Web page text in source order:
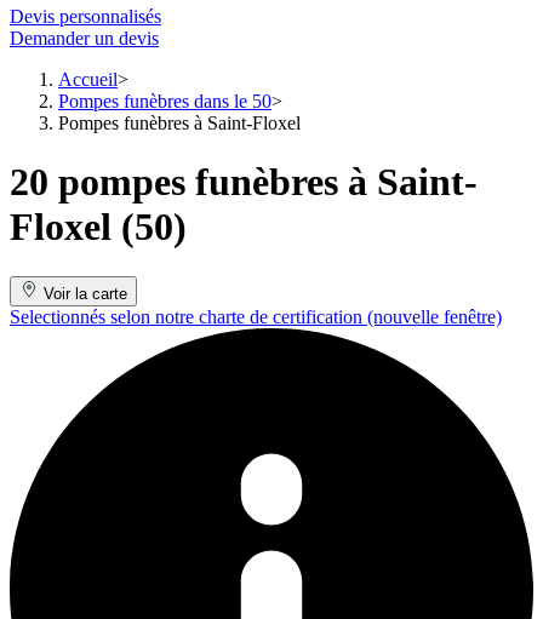
Devis personnalisés
Demander un devis
Accueil
Pompes funèbres dans le 50
Pompes funèbres à Saint-Floxel
20 pompes funèbres à Saint-
Floxel (50)
Voir la carte
Selectionnés selon notre charte de certification (nouvelle fenêtre)